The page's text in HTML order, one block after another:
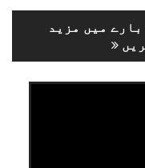
میں مزید